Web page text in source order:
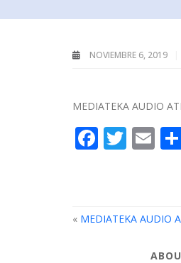
NOVIEMBRE 6, 2019
MEDIATEKA AUDIO
« MEDIATEKA AUDIO